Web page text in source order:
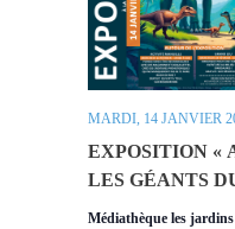
EXPOSITION «
LES GÉANTS
MARDI, 14 JANVIER
Médiathèque les